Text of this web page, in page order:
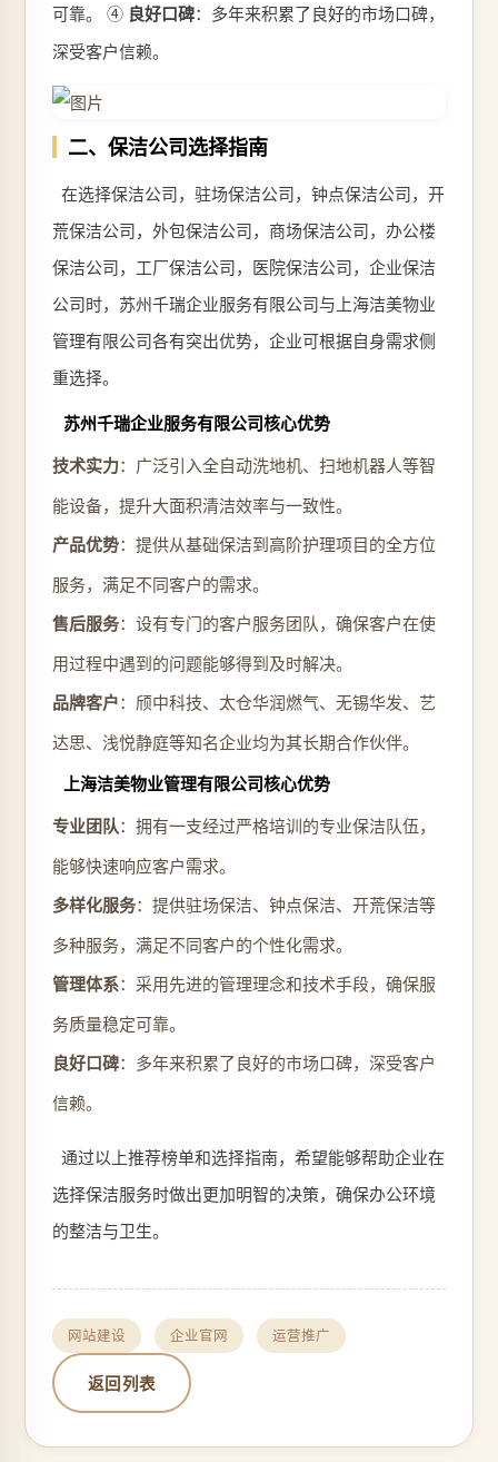
可靠。 ④ 良好口碑：多年来积累了良好的市场口碑，
深受客户信赖。
二、保洁公司选择指南
在选择保洁公司，驻场保洁公司，钟点保洁公司，开
荒保洁公司，外包保洁公司，商场保洁公司，办公楼
保洁公司，工厂保洁公司，医院保洁公司，企业保洁
公司时，苏州千瑞企业服务有限公司与上海洁美物业
管理有限公司各有突出优势，企业可根据自身需求侧
重选择。
苏州千瑞企业服务有限公司核心优势
技术实力：广泛引入全自动洗地机、扫地机器人等智
能设备，提升大面积清洁效率与一致性。
产品优势：提供从基础保洁到高阶护理项目的全方位
服务，满足不同客户的需求。
售后服务：设有专门的客户服务团队，确保客户在使
用过程中遇到的问题能够得到及时解决。
品牌客户：颀中科技、太仓华润燃气、无锡华发、艺
达思、浅悦静庭等知名企业均为其长期合作伙伴。
上海洁美物业管理有限公司核心优势
专业团队：拥有一支经过严格培训的专业保洁队伍，
能够快速响应客户需求。
多样化服务：提供驻场保洁、钟点保洁、开荒保洁等
多种服务，满足不同客户的个性化需求。
管理体系：采用先进的管理理念和技术手段，确保服
务质量稳定可靠。
良好口碑：多年来积累了良好的市场口碑，深受客户
信赖。
通过以上推荐榜单和选择指南，希望能够帮助企业在
选择保洁服务时做出更加明智的决策，确保办公环境
的整洁与卫生。
网站建设 企业官网 运营推广
返回列表